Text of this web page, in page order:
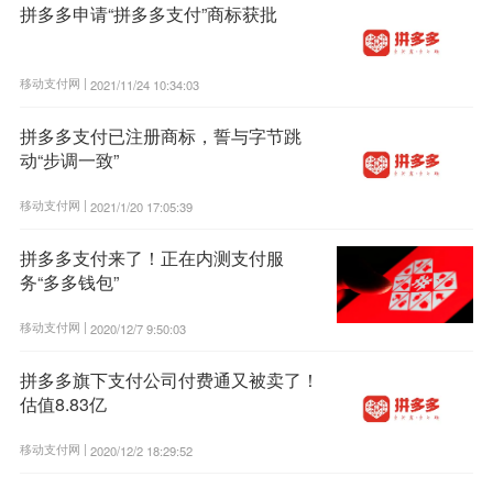
拼多多申请“拼多多支付”商标获批
移动支付网 | 2021/11/24 10:34:03
拼多多支付已注册商标，誓与字节跳
动“步调一致”
移动支付网 | 2021/1/20 17:05:39
拼多多支付来了！正在内测支付服
务“多多钱包”
移动支付网 | 2020/12/7 9:50:03
拼多多旗下支付公司付费通又被卖了！
估值8.83亿
移动支付网 | 2020/12/2 18:29:52